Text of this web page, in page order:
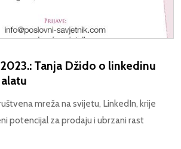
Tanja Džido o linkedinu
mreža na svijetu, LinkedIn, krije
potencijal za prodaju i ubrzani rast